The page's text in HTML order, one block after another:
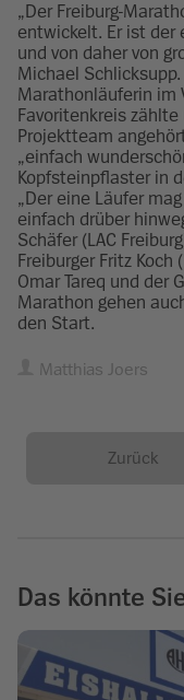
„Der Freiburg-
entwickelt. Er ist der
und von daher von
Michael
Marathonläuferin im
Favoritenkreis
Projektteam
„einfach
Kopfsteinpflaster in
„Der eine Läufer
einfach drüber
Schäfer (LAC
Freiburger Fritz Koch
Omar Tareq und der
Marathon gehen
den Start.
Matthias Joers
Zurück
Das könnte